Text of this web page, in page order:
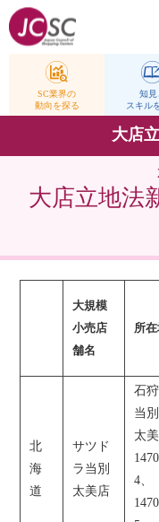
SC業界の
動向を探る
知見
スキル
大店
大店立地法
大規模
小売店
舗名
所
北
海
道
サツド
ラ当別
太美店
石
当別
太美
4、